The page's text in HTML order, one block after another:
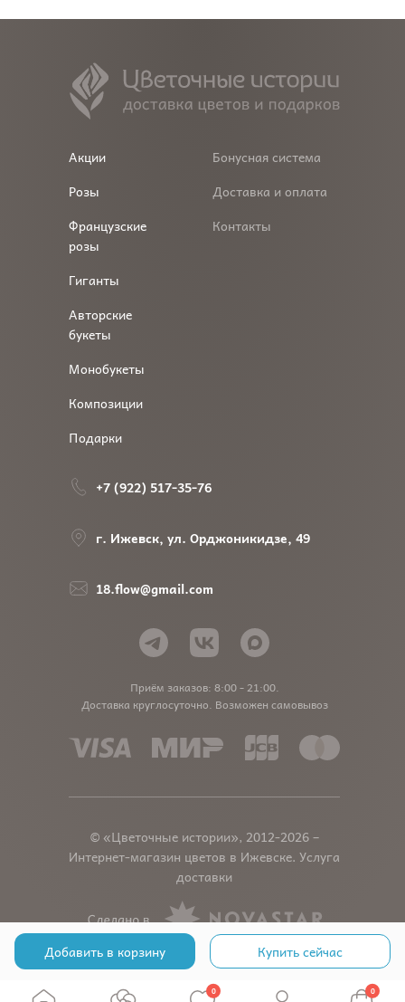
Добавить в корзину Купить сейчас
Приём заказов: 8:00 - 21:00.
Доставка круглосуточно. Возможен самовывоз
Акции
Розы
Французские
розы
Гиганты
Авторские
букеты
Монобукеты
Композиции
Подарки
Бонусная система
Доставка и оплата
Контакты
+7 (922) 517-35-76
г. Ижевск, ул. Орджоникидзе, 49
18.flow@gmail.com
© «Цветочные истории», 2012-2026 –
Интернет-магазин цветов в Ижевске. Услуга
доставки
0 0